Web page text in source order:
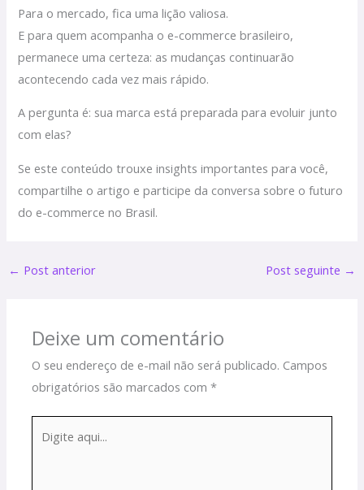
Para o mercado, fica uma lição valiosa.
E para quem acompanha o e-commerce brasileiro,
permanece uma certeza: as mudanças continuarão
acontecendo cada vez mais rápido.
A pergunta é: sua marca está preparada para evoluir junto
com elas?
Se este conteúdo trouxe insights importantes para você,
compartilhe o artigo e participe da conversa sobre o futuro
do e-commerce no Brasil.
← Post anterior Post seguinte →
Deixe um comentário
O seu endereço de e-mail não será publicado. Campos
obrigatórios são marcados com*
aqui...